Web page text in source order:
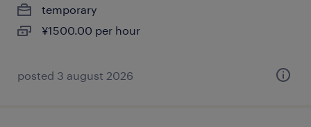
temporary
¥1500.00 per hour
posted 3 august 2026